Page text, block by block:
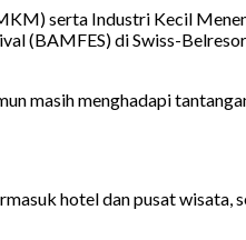
serta Industri Kecil
(BAMFES) di Swiss-
masih menghadapi
hotel dan pusat wisata,